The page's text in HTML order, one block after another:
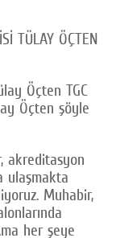
TÜLAY ÖÇTEN
Öçten TGC
Öçten şöyle
akreditasyon
ulaşmakta
Muhabir,
her şeye